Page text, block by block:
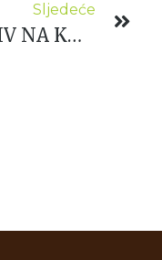
Sljedeće
POZIV NA KUĆNI SAJAM